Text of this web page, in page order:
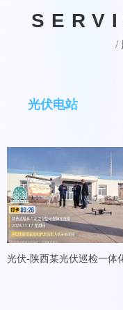
/
光伏电站
光伏-陕西某光伏巡检一体